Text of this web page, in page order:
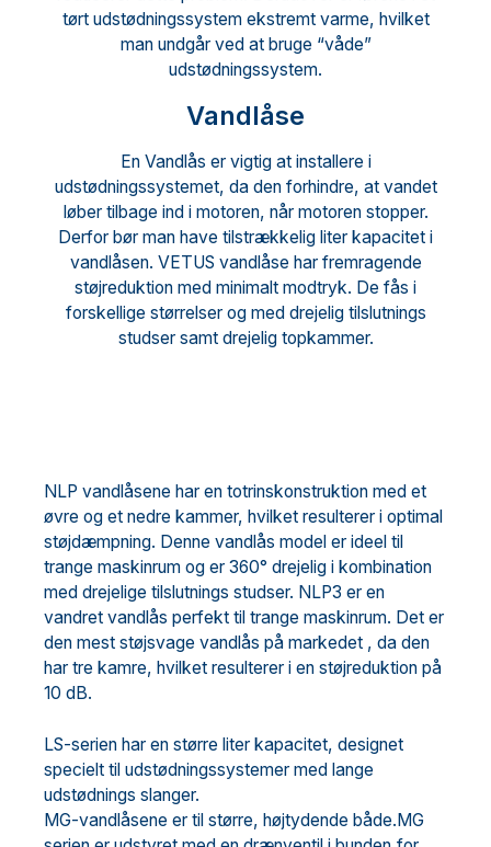
tørt udstødningssystem ekstremt varme, hvilket
man undgår ved at bruge “våde”
udstødningssystem.
Vandlåse
En Vandlås er vigtig at installere i
udstødningssystemet, da den forhindre, at vandet
løber tilbage ind i motoren, når motoren stopper.
Derfor bør man have tilstrækkelig liter kapacitet i
vandlåsen. VETUS vandlåse har fremragende
støjreduktion med minimalt modtryk. De fås i
forskellige størrelser og med drejelig tilslutnings
studser samt drejelig topkammer.
NLP vandlåsene har en totrinskonstruktion med et
øvre og et nedre kammer, hvilket resulterer i optimal
støjdæmpning. Denne vandlås model er ideel til
trange maskinrum og er 360° drejelig i kombination
med drejelige tilslutnings studser. NLP3 er en
vandret vandlås perfekt til trange maskinrum. Det er
den mest støjsvage vandlås på markedet , da den
har tre kamre, hvilket resulterer i en støjreduktion på
10 dB.
LS-serien har en større liter kapacitet, designet
specielt til udstødningssystemer med lange
udstødnings slanger.
MG-vandlåsene er til større, højtydende både.MG